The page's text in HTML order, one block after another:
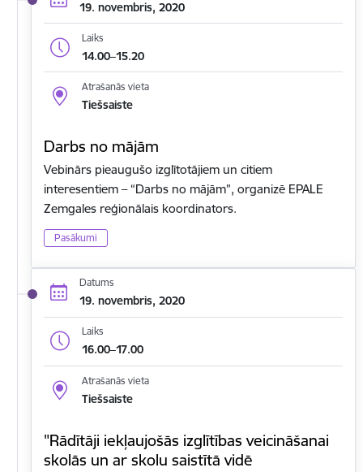
19. novembris, 2020
Laiks
14.00–15.20
Atrašanās vieta
Tiešsaiste
Darbs no mājām
Vebinārs pieaugušo izglītotājiem un citiem
interesentiem – “Darbs no mājām”, organizē EPALE
Zemgales reģionālais koordinators.
Pasākumi
Datums
19. novembris, 2020
Laiks
16.00–17.00
Atrašanās vieta
Tiešsaiste
"Rādītāji iekļaujošās izglītības veicināšanai
skolās un ar skolu saistītā vidē